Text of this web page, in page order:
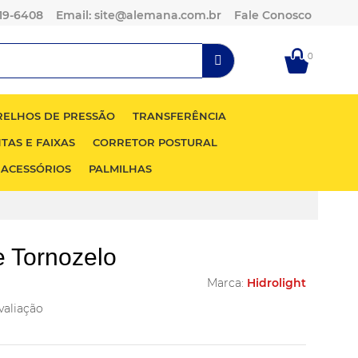
6408 Email: site@alemana.com.br Fale Conosco
0
DE PRESSÃO TRANSFERÊNCIA
E FAIXAS CORRETOR POSTURAL
PALMILHAS
Tornozelo
Marca: Hidrolight